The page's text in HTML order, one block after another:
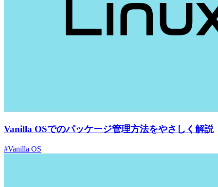
Vanilla OSでのパッケージ管理方法をやさしく解説
#Vanilla OS